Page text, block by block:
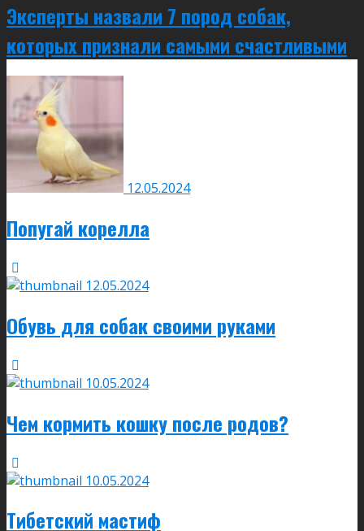
Эксперты назвали 7 пород собак,
которых признали самыми счастливыми
12.05.2024
Попугай корелла
12.05.2024
Обувь для собак своими руками
10.05.2024
Чем кормить кошку после родов?
10.05.2024
Тибетский мастиф